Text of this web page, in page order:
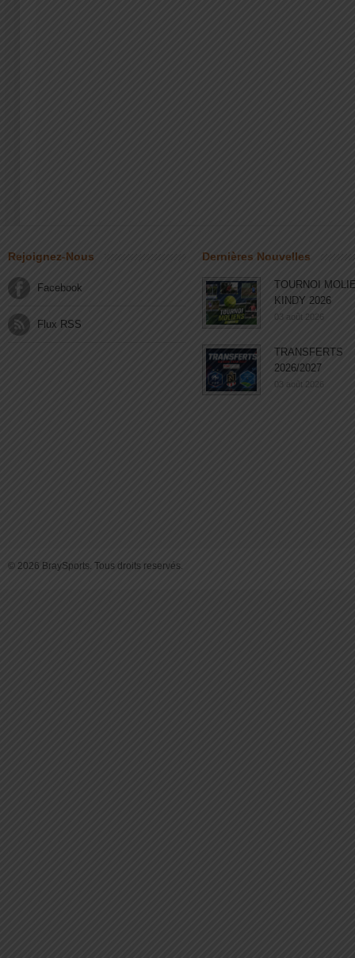
Rejoignez-Nous
Facebook
Flux RSS
Dernières Nouvelles
TOURNOI
KINDY 2026
03 août 2026
TRANSFERTS
2026/2027
03 août 2026
© 2026 BraySports. Tous droits reservés.